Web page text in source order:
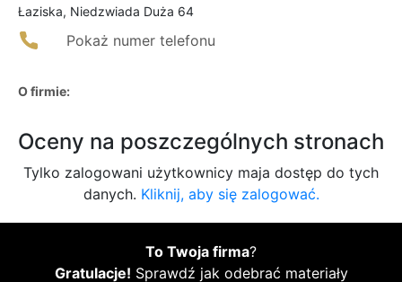
Łaziska, Niedzwiada Duża 64
Pokaż numer telefonu
O firmie:
Oceny na poszczególnych stronach
Tylko zalogowani użytkownicy maja dostęp do tych
danych. Kliknij, aby się zalogować.
To Twoja firma?
Gratulacje! Sprawdź jak odebrać materiały